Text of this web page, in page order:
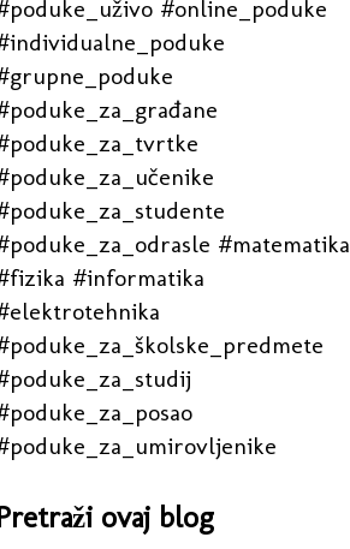
#online_poduke
#matematika
#informatika
ovaj blog